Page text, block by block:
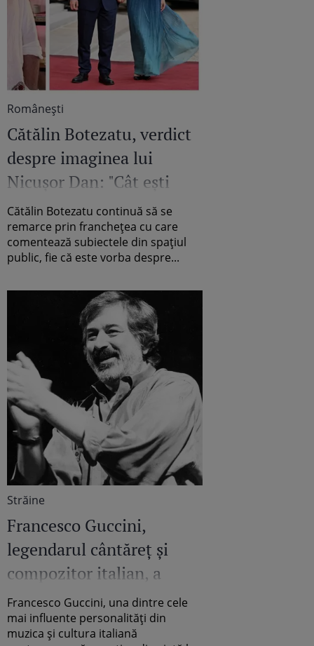
Româneşti
Cătălin Botezatu, verdict
despre imaginea lui
Nicușor Dan: "Cât ești
președinte nu ai voie să
faci ce vrei!" Ce spune
despre ținutele acestuia
Cătălin Botezatu continuă să se
remarce prin franchețea cu care
comentează subiectele din spațiul
public, fie că este vorba despre...
Străine
Francesco Guccini,
legendarul cântăreț și
compozitor italian, a
murit la 86 de ani
Francesco Guccini, una dintre cele
mai influente personalități din
muzica și cultura italiană